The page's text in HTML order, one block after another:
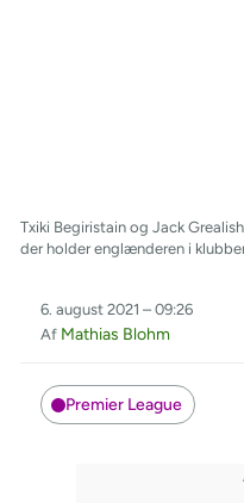
Txiki Begiristain og Jack
der holder englænderen i
6. august 2021 – 09:26
Af Mathias Blohm
Premier League